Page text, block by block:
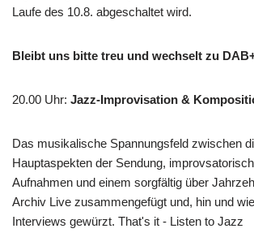
Laufe des 10.8. abgeschaltet wird.
Bleibt uns bitte treu und wechselt zu
20.00 Uhr: Jazz-Improvisation &
Das musikalische Spannungsfeld zwischen
Hauptaspekten der Sendung,
Aufnahmen und einem sorgfältig über
Archiv Live zusammengefügt und, hin und
Interviews gewürzt. That's it - Listen to Jazz